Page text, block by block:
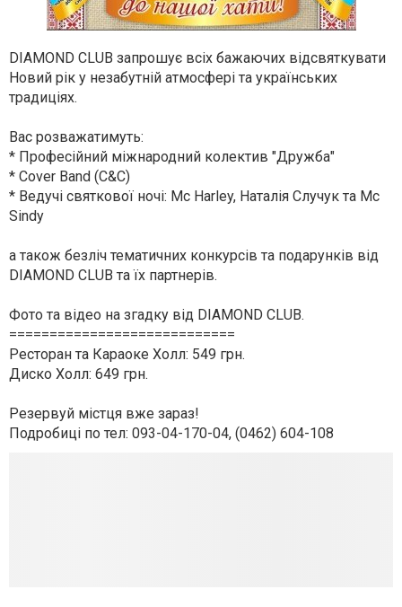
DIAMOND CLUB запрошує всіх бажаючих відсвяткувати
Новий рік у незабутній атмосфері та українських
традиціях.
Вас розважатимуть:
* Професійний міжнародний колектив "Дружба"
* Cover Band (С&C)
* Ведучі святкової ночі: Mc Harley, Наталія Случук та Мс
Sindy
а також безліч тематичних конкурсів та подарунків від
DIAMOND CLUB та їх партнерів.
Фото та відео на згадку від DIAMOND CLUB.
============================
Ресторан та Караоке Холл: 549 грн.
Диско Холл: 649 грн.
Резервуй містця вже зараз!
Подробиці по тел: 093-04-170-04, (0462) 604-108